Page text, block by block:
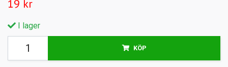
19 kr
I lager
KÖP